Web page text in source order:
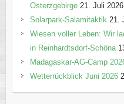
Osterzgebirge 21. Juli 2026
Solarpark-Salamitaktik 21.
Wiesen voller Leben: Wir
in Reinhardtsdorf-Schöna
Madagaskar-AG-Camp
Wetterrückblick Juni 2026